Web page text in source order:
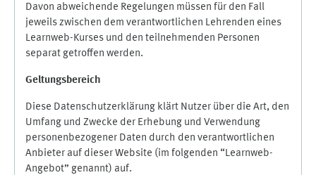
Davon abweichende Regelungen müssen für den Fall
jeweils zwischen dem verantwortlichen Lehrenden eines
Learnweb-Kurses und den teilnehmenden Personen
separat getroffen werden.
Geltungsbereich
Diese Datenschutzerklärung klärt Nutzer über die Art, den
Umfang und Zwecke der Erhebung und Verwendung
personenbezogener Daten durch den verantwortlichen
Anbieter auf dieser Website (im folgenden “Learnweb-
Angebot” genannt) auf.